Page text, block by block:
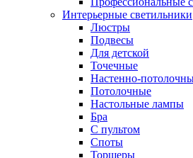
Интерьерные светильники
Люстры
Подвесы
Для детской
Точечные
Настенно-
Потолочные
Настольные лампы
Бра
С пультом
Споты
Торшеры